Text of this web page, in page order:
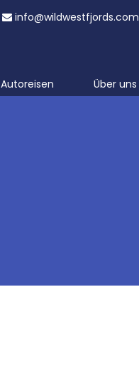
info@wildwestfjords.com
Autoreisen Über uns